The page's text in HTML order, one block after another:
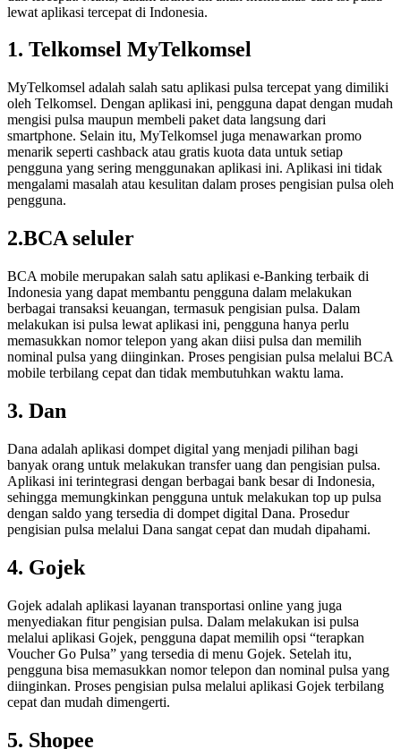
lewat aplikasi tercepat di Indonesia.
1. Telkomsel MyTelkomsel
MyTelkomsel adalah salah satu aplikasi pulsa tercepat yang dimiliki
oleh Telkomsel. Dengan aplikasi ini, pengguna dapat dengan mudah
mengisi pulsa maupun membeli paket data langsung dari
smartphone. Selain itu, MyTelkomsel juga menawarkan promo
menarik seperti cashback atau gratis kuota data untuk setiap
pengguna yang sering menggunakan aplikasi ini. Aplikasi ini tidak
mengalami masalah atau kesulitan dalam proses pengisian pulsa oleh
pengguna.
2.BCA seluler
BCA mobile merupakan salah satu aplikasi e-Banking terbaik di
Indonesia yang dapat membantu pengguna dalam melakukan
berbagai transaksi keuangan, termasuk pengisian pulsa. Dalam
melakukan isi pulsa lewat aplikasi ini, pengguna hanya perlu
memasukkan nomor telepon yang akan diisi pulsa dan memilih
nominal pulsa yang diinginkan. Proses pengisian pulsa melalui BCA
mobile terbilang cepat dan tidak membutuhkan waktu lama.
3. Dan
Dana adalah aplikasi dompet digital yang menjadi pilihan bagi
banyak orang untuk melakukan transfer uang dan pengisian pulsa.
Aplikasi ini terintegrasi dengan berbagai bank besar di Indonesia,
sehingga memungkinkan pengguna untuk melakukan top up pulsa
dengan saldo yang tersedia di dompet digital Dana. Prosedur
pengisian pulsa melalui Dana sangat cepat dan mudah dipahami.
4. Gojek
Gojek adalah aplikasi layanan transportasi online yang juga
menyediakan fitur pengisian pulsa. Dalam melakukan isi pulsa
melalui aplikasi Gojek, pengguna dapat memilih opsi “terapkan
Voucher Go Pulsa” yang tersedia di menu Gojek. Setelah itu,
pengguna bisa memasukkan nomor telepon dan nominal pulsa yang
diinginkan. Proses pengisian pulsa melalui aplikasi Gojek terbilang
cepat dan mudah dimengerti.
5. Shopee